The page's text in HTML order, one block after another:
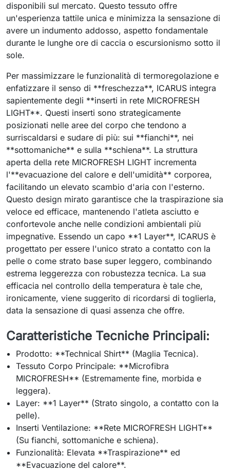
disponibili sul mercato. Questo tessuto offre
un'esperienza tattile unica e minimizza la sensazione di
avere un indumento addosso, aspetto fondamentale
durante le lunghe ore di caccia o escursionismo sotto il
sole.
Per massimizzare le funzionalità di termoregolazione e
enfatizzare il senso di **freschezza**, ICARUS integra
sapientemente degli **inserti in rete MICROFRESH
LIGHT**. Questi inserti sono strategicamente
posizionati nelle aree del corpo che tendono a
surriscaldarsi e sudare di più: sui **fianchi**, nei
**sottomaniche** e sulla **schiena**. La struttura
aperta della rete MICROFRESH LIGHT incrementa
l'**evacuazione del calore e dell'umidità** corporea,
facilitando un elevato scambio d'aria con l'esterno.
Questo design mirato garantisce che la traspirazione sia
veloce ed efficace, mantenendo l'atleta asciutto e
confortevole anche nelle condizioni ambientali più
impegnative. Essendo un capo **1 Layer**, ICARUS è
progettato per essere l'unico strato a contatto con la
pelle o come strato base super leggero, combinando
estrema leggerezza con robustezza tecnica. La sua
efficacia nel controllo della temperatura è tale che,
ironicamente, viene suggerito di ricordarsi di toglierla,
data la sensazione di quasi assenza che offre.
Caratteristiche Tecniche Principali:
Prodotto: **Technical Shirt** (Maglia Tecnica).
Tessuto Corpo Principale: **Microfibra
MICROFRESH** (Estremamente fine, morbida e
leggera).
Layer: **1 Layer** (Strato singolo, a contatto con la
pelle).
Inserti Ventilazione: **Rete MICROFRESH LIGHT**
(Su fianchi, sottomaniche e schiena).
Funzionalità: Elevata **Traspirazione** ed
**Evacuazione del calore**.